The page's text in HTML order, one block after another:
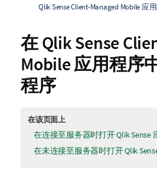
Qlik Sense Client-Managed Mobile 应
在Qlik Sense
Mobile应用程序
程序
在该页面上
在连接至服务器时打开 Qlik Sense
在未连接至服务器时打开 Qlik